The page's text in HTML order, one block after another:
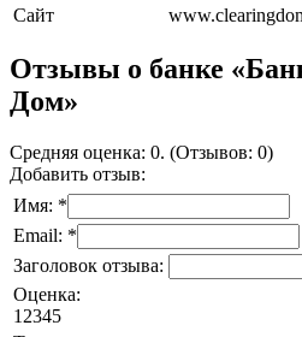
Сайт
Отзывы о банке
Дом»
Средняя оценка: 0. (Отзывов: 0)
Добавить отзыв:
Имя: *
Email: *
Заголовок отзыва:
Оценка:
1 2345